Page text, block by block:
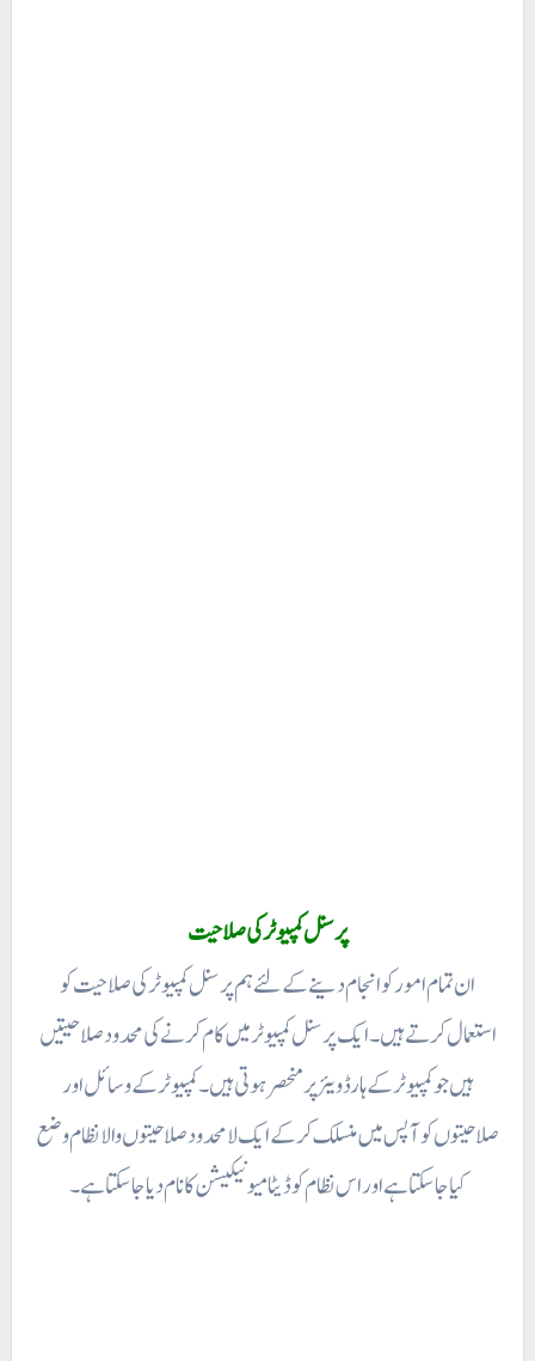
پرسنل کمپیوٹر کی صلاحیت
ان تمام امور کو انجام دینے کے لئے ہم پرسنل کمپیوٹر کی صلاحیت کو
استعمال کرتے ہیں۔ ایک پرسنل کمپیوٹر میں کام کرنے کی محدود صلاحیتیں
ہیں جو کمپیوٹر کے ہارڈ ویئر پر منحصر ہوتی ہیں ۔ کمپیوٹر کے وسائل اور
صلاحیتوں کو آپس میں منسلک کر کے ایک لامحدود صلاحیتوں والا نظام وضع
کیا جا سکتا ہے اور اس نظام کو ڈیٹا میونیکیشن کا نام دیا جاسکتا ہے۔